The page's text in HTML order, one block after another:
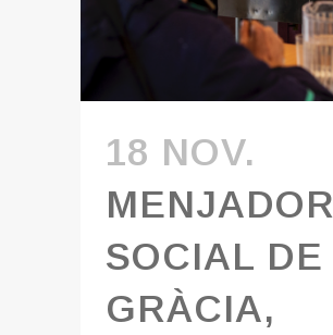
18 NOV.
MENJADOR
SOCIAL DE
GRÀCIA,